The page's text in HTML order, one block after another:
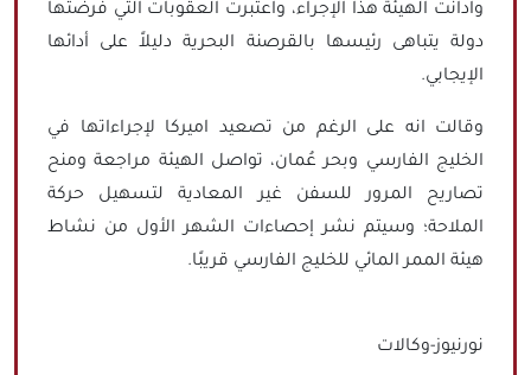
وادانت الهيئة هذا الإجراء، واعتبرت العقوبات التي فرضتها
دولة يتباهى رئيسها بالقرصنة البحرية دليلاً على أدائها
الإيجابي.
وقالت انه على الرغم من تصعيد اميركا لإجراءاتها في
الخليج الفارسي وبحر عُمان، تواصل الهيئة مراجعة ومنح
تصاريح المرور للسفن غير المعادية لتسهيل حركة
الملاحة؛ وسيتم نشر إحصاءات الشهر الأول من نشاط
هيئة الممر المائي للخليج الفارسي قريبًا.
نورنيوز-وكالات